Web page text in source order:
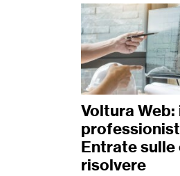
Voltura
Entrate
risolvere